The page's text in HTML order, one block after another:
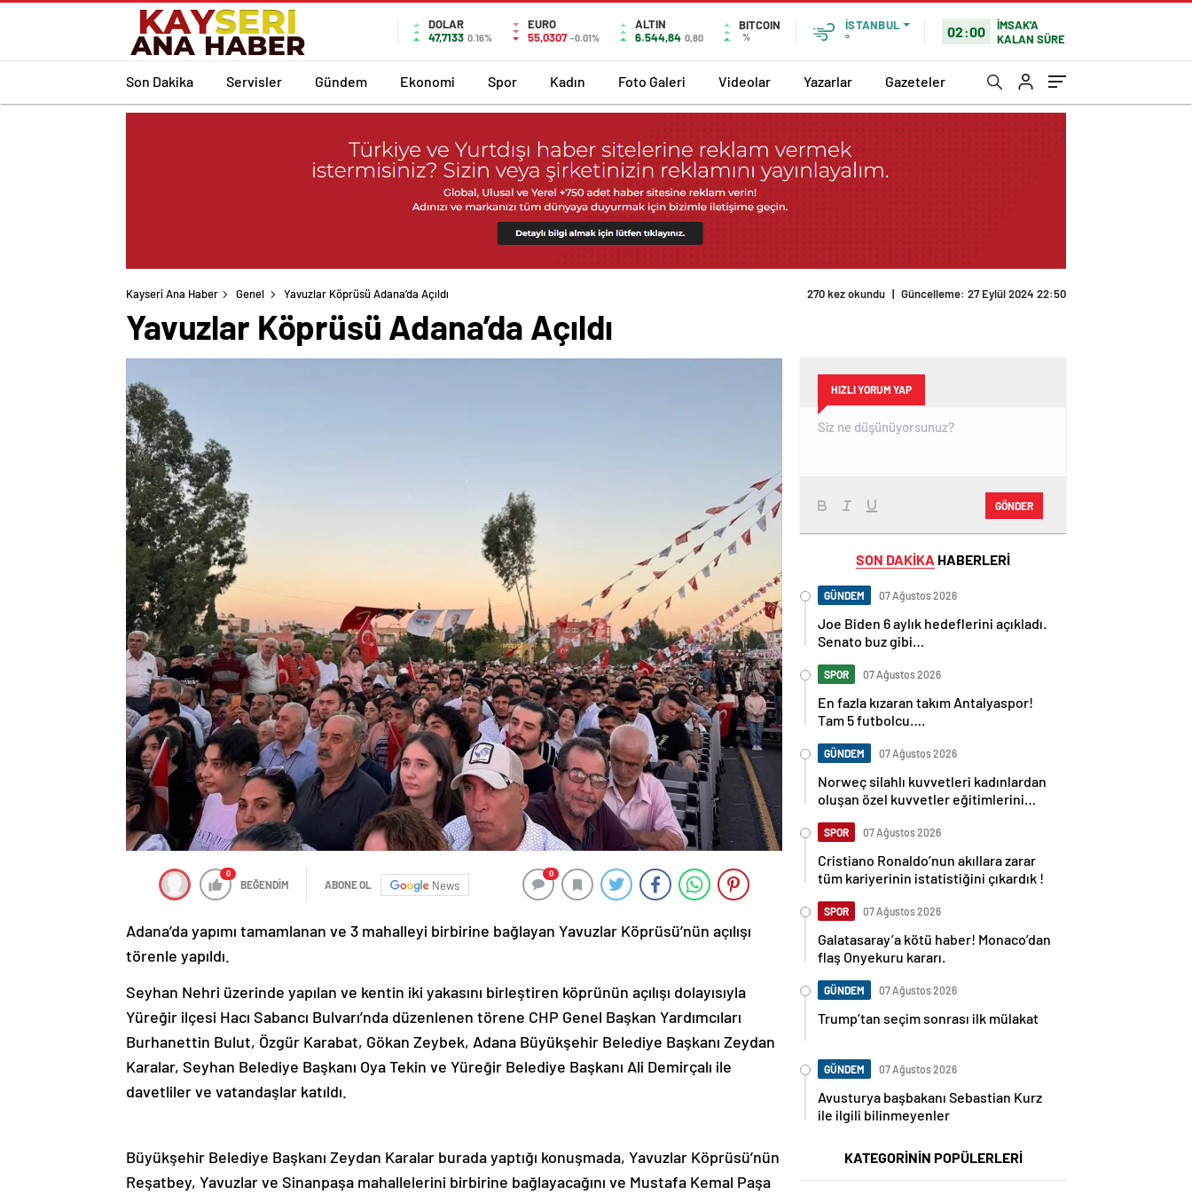
DOLAR
47,7133 0.16%
EURO
55,0307 -0.01%
ALTIN
6.544,84 0,80
BITCOIN
%
İSTANBUL
°
02:00
İMSAK'A
KALAN SÜRE
Son Dakika Servisler Gündem Ekonomi Spor Kadın Foto Galeri Videolar Yazarlar Gazeteler
Kayseri Ana Haber Genel Yavuzlar Köprüsü Adana’da Açıldı 270 kez okundu | Güncelleme: 27 Eylül 2024 22:50
Yavuzlar Köprüsü Adana’da Açıldı
0
BEĞENDİM ABONE OL News
0
Adana’da yapımı tamamlanan ve 3 mahalleyi birbirine bağlayan Yavuzlar Köprüsü’nün açılışı
törenle yapıldı.
Seyhan Nehri üzerinde yapılan ve kentin iki yakasını birleştiren köprünün açılışı dolayısıyla
Yüreğir ilçesi Hacı Sabancı Bulvarı’nda düzenlenen törene CHP Genel Başkan Yardımcıları
Burhanettin Bulut, Özgür Karabat, Gökan Zeybek, Adana Büyükşehir Belediye Başkanı Zeydan
Karalar, Seyhan Belediye Başkanı Oya Tekin ve Yüreğir Belediye Başkanı Ali Demirçalı ile
davetliler ve vatandaşlar katıldı.
Büyükşehir Belediye Başkanı Zeydan Karalar burada yaptığı konuşmada, Yavuzlar Köprüsü’nün
Reşatbey, Yavuzlar ve Sinanpaşa mahallelerini birbirine bağlayacağını ve Mustafa Kemal Paşa
HIZLI YORUM YAP
GÖNDER
SON DAKİKA HABERLERİ
GÜNDEM 07 Ağustos 2026
Joe Biden 6 aylık hedeflerini açıkladı.
Senato buz gibi…
SPOR 07 Ağustos 2026
En fazla kızaran takım Antalyaspor!
Tam 5 futbolcu….
GÜNDEM 07 Ağustos 2026
Norweç silahlı kuvvetleri kadınlardan
oluşan özel kuvvetler eğitimlerini
SPOR 07 Ağustos 2026
Cristiano Ronaldo’nun akıllara zarar
tüm kariyerinin istatistiğini çıkardık !
SPOR 07 Ağustos 2026
Galatasaray’a kötü haber! Monaco’dan
flaş Onyekuru kararı.
GÜNDEM 07 Ağustos 2026
Trump’tan seçim sonrası ilk mülakat
GÜNDEM 07 Ağustos 2026
Avusturya başbakanı Sebastian Kurz
ile ilgili bilinmeyenler
KATEGORİNİN POPÜLERLERİ